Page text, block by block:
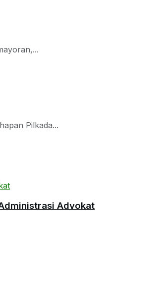
Pilkada...
Advokat